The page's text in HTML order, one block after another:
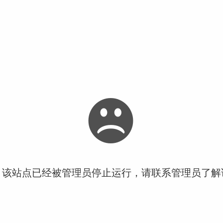
站点已经被管理员停止运行，请联系管理员了